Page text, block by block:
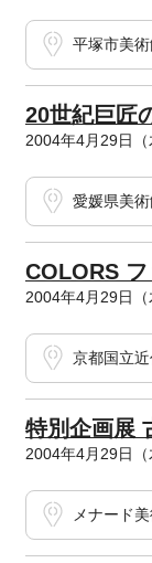
平塚市美
20世紀巨匠
2004年4月29日（
愛媛県美
COLORS
2004年4月29日（
京都国立
特別企画展
2004年4月29日（
メナード